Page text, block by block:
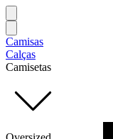
Camisas
Calças
Camisetas